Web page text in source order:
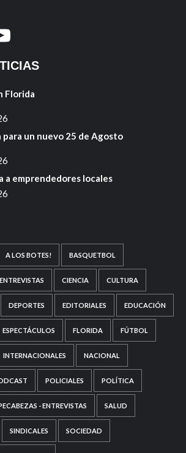
Florida
para un nuevo 25 de Agosto
a emprendedores locales
A LOS BOTES! BASQUETBOL
CIENCIA CULTURA
DEPORTES EDITORIALES EDUCACIÓN
ESPECTÁCULOS FLORIDA FÚTBOL
INTERNACIONALES NACIONAL
POLICIALES POLÍTICA
- ENTREVISTAS SALUD
SINDICALES SOCIEDAD